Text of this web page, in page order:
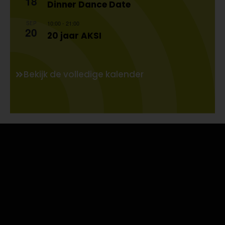
Dinner Dance Date
20
10:00 - 21:00
20 jaar AKSI
Bekijk de volledige kalender